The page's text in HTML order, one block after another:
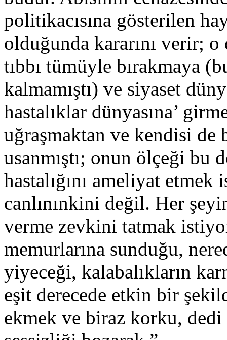
politikacısına gösterilen
olduğunda kararını verir; o
tıbbı tümüyle bırakmaya
kalmamıştı) ve siyaset
hastalıklar dünyasına’
uğraşmaktan ve kendisi de
usanmıştı; onun ölçeği
hastalığını ameliyat
canlınınkini değil. Her
verme zevkini tatmak
memurlarına sunduğu,
yiyeceği, kalabalıkların
eşit derecede etkin bir
ekmek ve biraz korku,